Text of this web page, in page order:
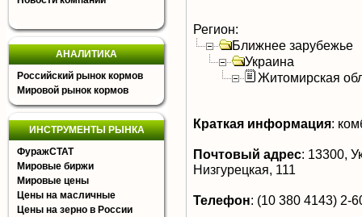
АНАЛИТИКА
Российский рынок кормов
Мировой рынок кормов
ИНСТРУМЕНТЫ РЫНКА
ФуражСТАТ
Мировые биржи
Мировые цены
Цены на масличные
Цены на зерно в России
Регион:
Ближнее зарубежье
Украина
Житомирская
Краткая информация:
Почтовый адрес: 13300,
Низгурецкая, 111
Телефон: (10 380 4143) 2-